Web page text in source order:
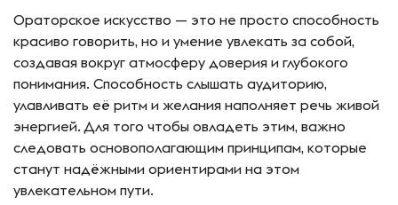
Ораторское искусство — это не просто способность
красиво говорить, но и умение увлекать за собой,
создавая вокруг атмосферу доверия и глубокого
понимания. Способность слышать аудиторию,
улавливать её ритм и желания наполняет речь живой
энергией. Для того чтобы овладеть этим, важно
следовать основополагающим принципам, которые
станут надёжными ориентирами на этом
увлекательном пути.